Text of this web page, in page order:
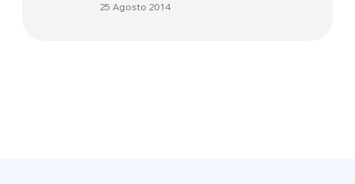
25 Agosto 2014